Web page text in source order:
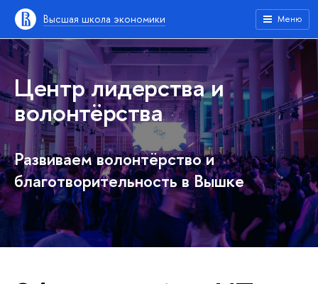
Высшая школа экономики Меню
Центр лидерства и
волонтёрства
Развиваем волонтёрство и
благотворительность в Вышке